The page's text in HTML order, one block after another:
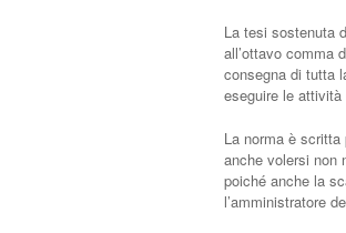
La tesi sostenuta
all’ottavo comma
consegna di tutta
eseguire le
La norma è
anche volersi non
poiché anche la
l’amministratore